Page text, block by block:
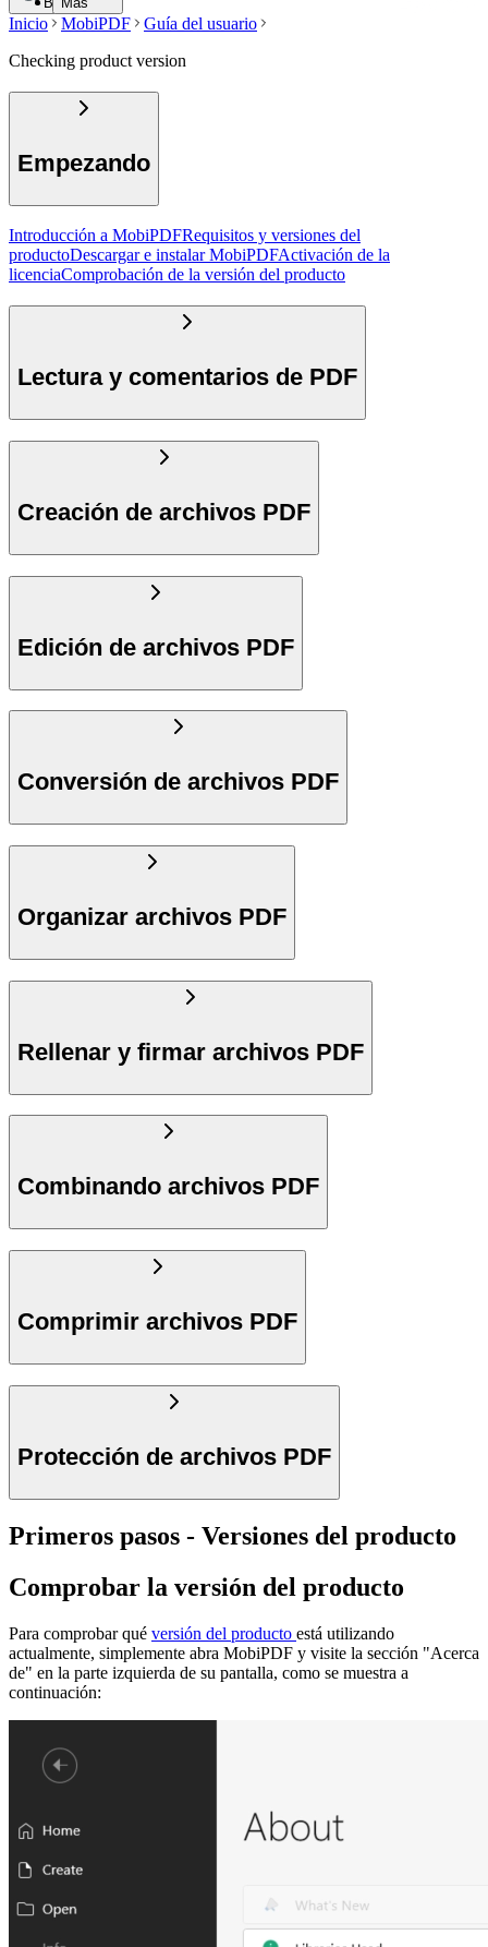
Inicio MobiPDF
Guía del usuario
Checking product version
Empezando
Introducción a MobiPDFRequisitos y versiones del
productoDescargar e instalar MobiPDFActivación de la
licenciaComprobación de la versión del producto
Lectura y comentarios de PDF
Creación de archivos PDF
Edición de archivos PDF
Conversión de archivos PDF
Organizar archivos PDF
Rellenar y firmar archivos PDF
Combinando archivos PDF
Comprimir archivos PDF
Protección de archivos PDF
Primeros pasos - Versiones del producto
Comprobar la versión del producto
Para comprobar qué versión del producto está utilizando
actualmente, simplemente abra MobiPDF y visite la sección "Acerca
de" en la parte izquierda de su pantalla, como se muestra a
continuación: